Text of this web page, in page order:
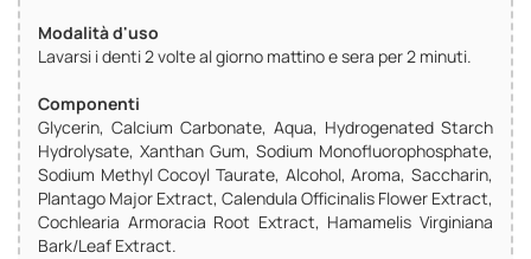
Modalità d'uso
Lavarsi i denti 2 volte al giorno mattino e sera per 2 minuti.
Componenti
Glycerin, Calcium Carbonate, Aqua, Hydrogenated Starch
Hydrolysate, Xanthan Gum, Sodium Monofluorophosphate,
Sodium Methyl Cocoyl Taurate, Alcohol, Aroma, Saccharin,
Plantago Major Extract, Calendula Officinalis Flower Extract,
Cochlearia Armoracia Root Extract, Hamamelis Virginiana
Bark/Leaf Extract.